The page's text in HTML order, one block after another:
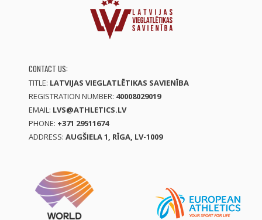
CONTACT US:
TITLE: LATVIJAS VIEGLATLĒTIKAS SAVIENĪBA
REGISTRATION NUMBER: 40008029019
EMAIL: LVS@ATHLETICS.LV
PHONE: +371 29511674
ADDRESS: AUGŠIELA 1, RĪGA, LV-1009